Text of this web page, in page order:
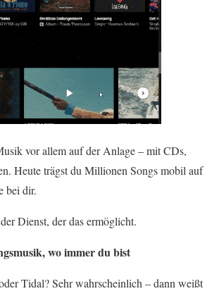
vor allem auf der Anlage – mit CDs,
Heute trägst du Millionen Songs mobil auf
bei dir.
Dienst, der das ermöglicht.
wo immer du bist
Tidal? Sehr wahrscheinlich – dann weißt